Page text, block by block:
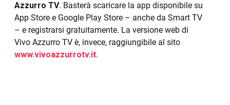
Azzurro TV. Basterà scaricare la app disponibile su
App Store e Google Play Store – anche da Smart TV
– e registrarsi gratuitamente. La versione web di
Vivo Azzurro TV è, invece, raggiungibile al sito
www.vivoazzurrotv.it.